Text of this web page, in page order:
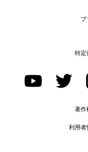
プ
特定
著作
利用者